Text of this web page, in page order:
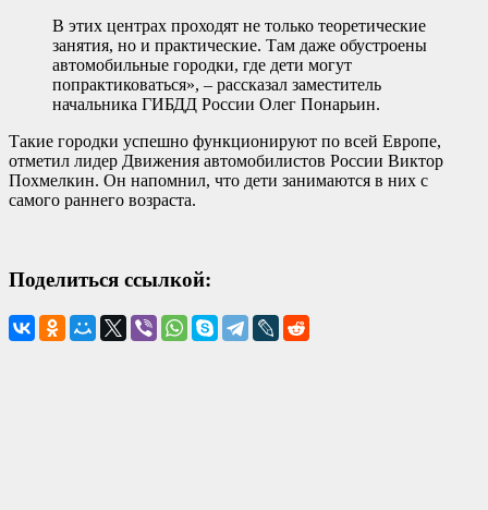
В этих центрах проходят не только теоретические
занятия, но и практические. Там даже обустроены
автомобильные городки, где дети могут
попрактиковаться», – рассказал заместитель
начальника ГИБДД России Олег Понарьин.
Такие городки успешно функционируют по всей Европе,
отметил лидер Движения автомобилистов России Виктор
Похмелкин. Он напомнил, что дети занимаются в них с
самого раннего возраста.
Поделиться ссылкой: